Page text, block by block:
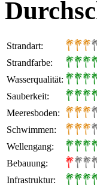
Strandart:
Strandfarbe:
Wasserqualität:
Sauberkeit:
Meeresboden:
Schwimmen:
Wellengang:
Bebauung:
Infrastruktur: